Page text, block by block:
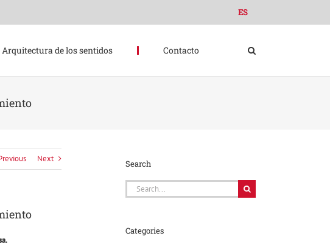
ES
Arquitectura de los sentidos Contacto
Next Search
Search
for:
Categories